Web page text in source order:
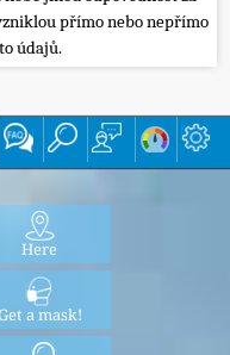
přímo nebo nepřímo
údajů.
Here
a mask!